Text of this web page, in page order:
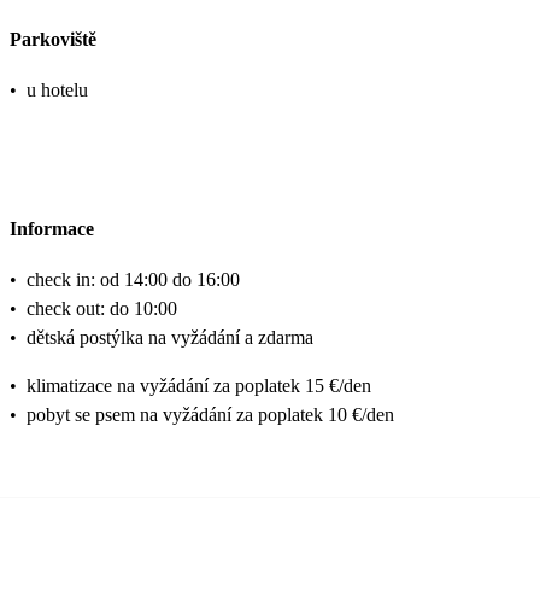
Parkoviště
• u hotelu
Informace
• check in: od 14:00 do 16:00
• check out: do 10:00
• dětská postýlka na vyžádání a zdarma
• klimatizace na vyžádání za poplatek 15 €/den
• pobyt se psem na vyžádání za poplatek 10 €/den